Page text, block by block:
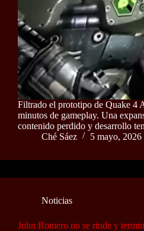
Filtrado el prototipo de Quake 4
minutos de gameplay. Una
contenido perdido y desarrollo
Ché Sáez
5 mayo, 2026
Noticias
John Romero no se rinde y